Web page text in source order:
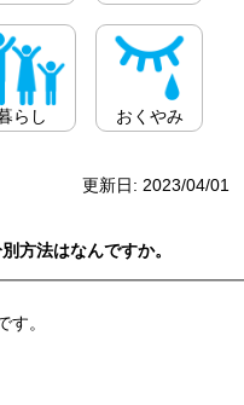
らし おくやみ
更新日: 2023/04/01
方法はなんですか。
。